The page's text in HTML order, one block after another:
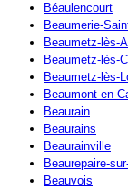
Béaulencourt
Beaumerie-
Beaumetz-lès-
Beaumetz-lès-
Beaumetz-lès-
Beaumont-en-
Beaurain
Beaurains
Beaurainville
Beaurepaire-
Beauvois